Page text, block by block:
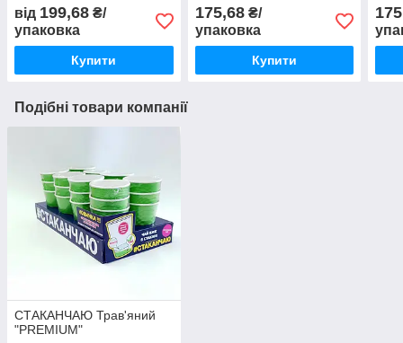
від 199,68 ₴/
упаковка
Купити
175,68₴/
упаковка
Купити
Подібні товари компанії
СТАКАНЧАЮ Трав'яний
"PREMIUM"